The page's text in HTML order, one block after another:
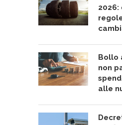
2026:
Bollo
non
alle